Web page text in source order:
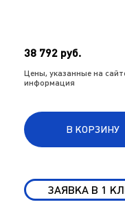
38 792 руб.
Цены, указанные на
информация
В КОРЗИНУ
ЗАЯВКА В 1